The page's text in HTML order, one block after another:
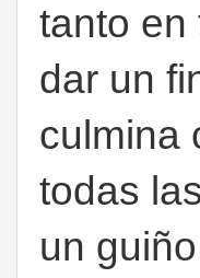
tanto en
dar un
culmina
todas
un